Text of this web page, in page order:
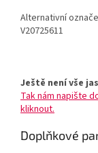
Alternativní
V20725611
Ještě není vše
Tak nám napište
kliknout.
Doplňkové